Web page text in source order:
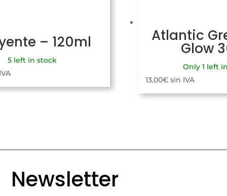
– 120ml
5 left in stock
Atlantic
Glow
Only 1 left
13,00€ sin IVA
Newsletter